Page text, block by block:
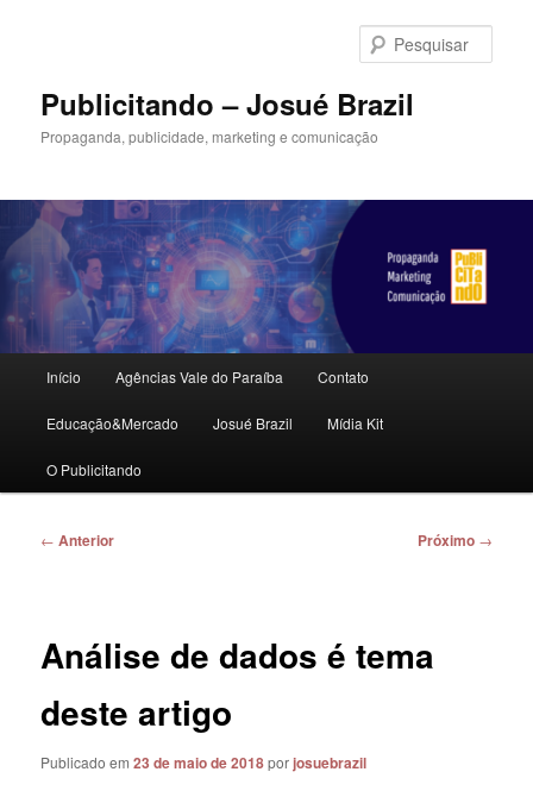
principalPublicitando – Josué Brazil
Propaganda, publicidade, marketing e comunicação
principal
Início Agências Vale do Paraíba Contato
Educação&Mercado Josué Brazil Mídia Kit
O Publicitando
Navegação
← Anterior Próximo →
Análise de dados é tema
deste artigo
Publicado em23 de maio de 2018porjosuebrazil